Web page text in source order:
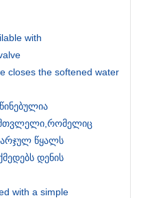
with
closes the softened water
წყალს
დენის
with a simple